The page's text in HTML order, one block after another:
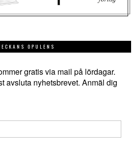
OPULENS
gratis via mail på lördagar.
avsluta nyhetsbrevet. Anmäl dig